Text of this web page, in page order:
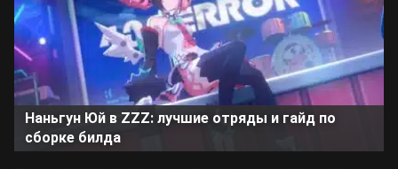
Наньгун Юй в ZZZ: лучшие отряды и гайд по
сборке билда